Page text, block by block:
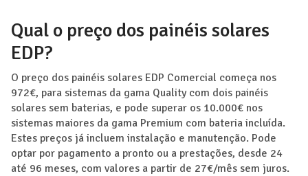
Qual o preço dos painéis solares
EDP?
O preço dos painéis solares EDP Comercial começa nos
972€, para sistemas da gama Quality com dois painéis
solares sem baterias, e pode superar os 10.000€ nos
sistemas maiores da gama Premium com bateria incluída.
Estes preços já incluem instalação e manutenção. Pode
optar por pagamento a pronto ou a prestações, desde 24
até 96 meses, com valores a partir de 27€/mês sem juros.